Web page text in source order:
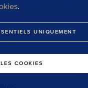
.
UNIQUEMENT
COOKIES
par le